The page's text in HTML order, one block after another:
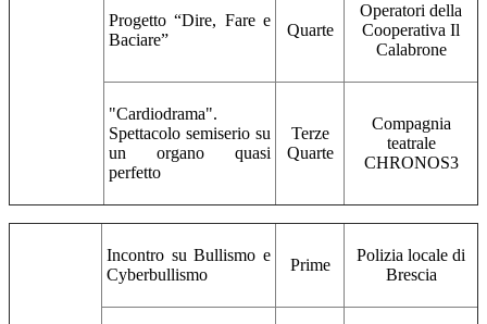
Progetto “Dire, Fare e
Baciare”
Quarte
Operatori della
Cooperativa Il
Calabrone
"Cardiodrama".
Spettacolo semiserio su
un organo quasi
perfetto
Terze
Quarte
Compagnia
teatrale
CHRONOS3
Incontro su Bullismo e
Cyberbullismo
Prime
Polizia locale di
Brescia